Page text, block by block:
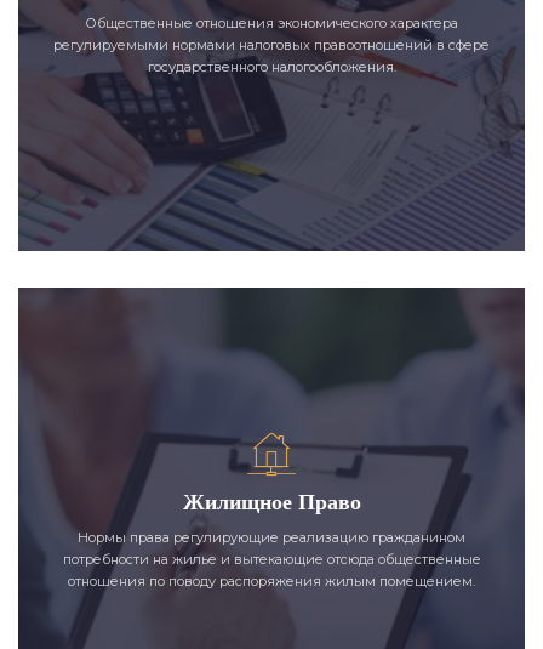
Общественные отношения экономического характера
регулируемыми нормами налоговых правоотношений в сфере
государственного налогообложения.
Жилищное Право
Нормы права регулирующие реализацию гражданином
потребности на жилье и вытекающие отсюда общественные
отношения по поводу распоряжения жилым помещением.